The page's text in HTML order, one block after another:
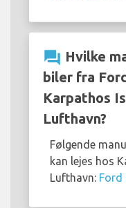
question_answer Hvilke
biler fra
Karpathos
Lufthavn?
Følgende
kan lejes hos
Lufthavn: Ford